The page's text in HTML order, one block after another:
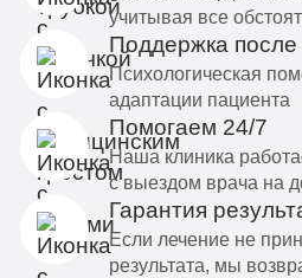
учитывая все
Поддержка после
Психологическая
адаптации пациента
Помогаем 24/7
Наша клиника
с выездом врача на
Гарантия
Если лечение не
результата, мы